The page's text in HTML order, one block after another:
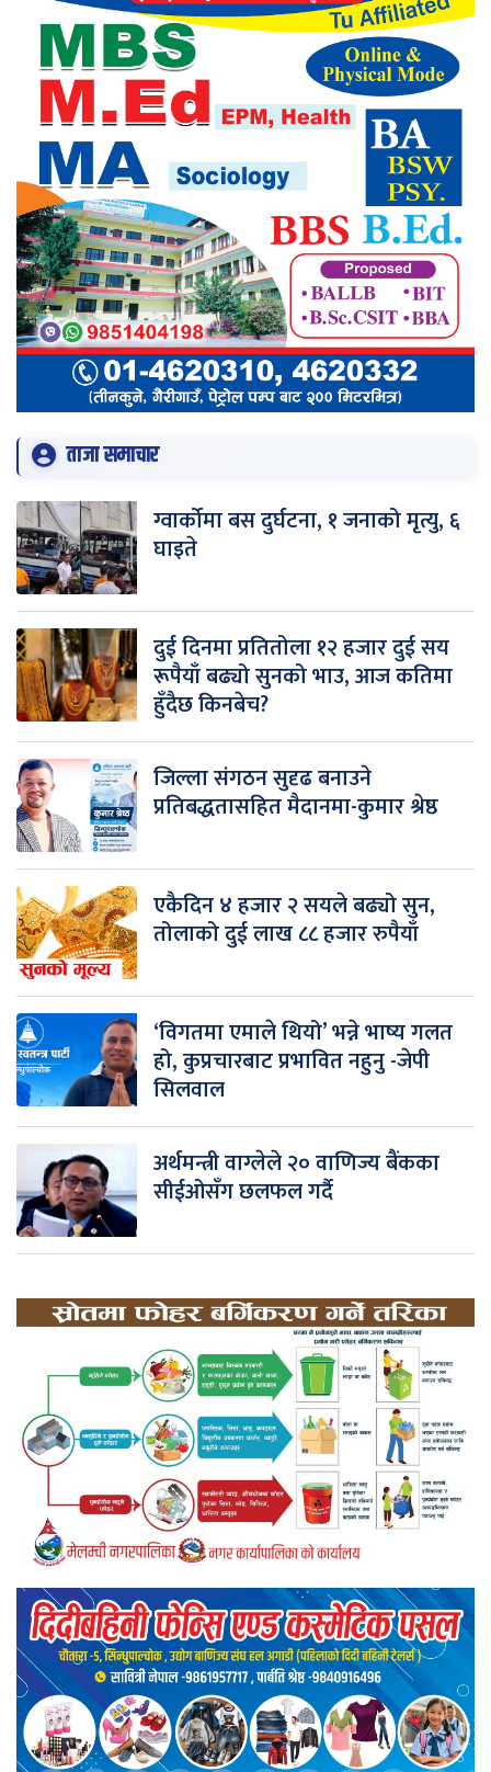
ताजा समाचार
ग्वार्कोमा बस दुर्घटना, १ जनाको मृत्यु, ६
घाइते
दुई दिनमा प्रतितोला १२ हजार दुई सय
रूपैयाँ बढ्यो सुनको भाउ, आज कतिमा
हुँदैछ किनबेच?
जिल्ला संगठन सुदृढ बनाउने
प्रतिबद्धतासहित मैदानमा-कुमार श्रेष्ठ
एकैदिन ४ हजार २ सयले बढ्यो सुन,
तोलाको दुई लाख ८८ हजार रुपैयाँ
‘विगतमा एमाले थियो’ भन्ने भाष्य गलत
हो, कुप्रचारबाट प्रभावित नहुनु -जेपी
सिलवाल
अर्थमन्त्री वाग्लेले २० वाणिज्य बैंकका
सीईओसँग छलफल गर्दै